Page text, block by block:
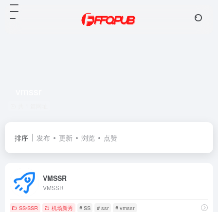
排序 发布 更新 浏览 点赞
VMSSR
VMSSR
SS/SSR 机场新秀 # SS # ssr # vmssr